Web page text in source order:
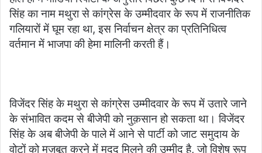
सिंह का नाम मथुरा से कांग्रेस के उम्मीदवार के रूप में राजनीतिक
गलियारों में घूम रहा था, इस निर्वाचन क्षेत्र का प्रतिनिधित्व
वर्तमान में भाजपा की हेमा मालिनी करती हैं।
विजेंदर सिंह के मथुरा से कांग्रेस उम्मीदवार के रूप में उतारे जाने
के संभावित कदम से बीजेपी को नुक़सान हो सकता था। विजेंदर
सिंह के अब बीजेपी के पाले में आने से पार्टी को जाट समुदाय के
वोटों को मज़बूत करने में मदद मिलने की उम्मीद है, जो विशेष रूप